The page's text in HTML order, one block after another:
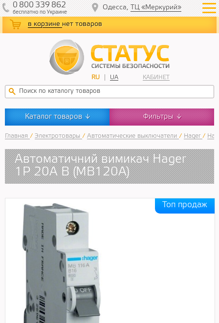
в корзине нет товаров
RU UA КАБИНЕТ
0 800 339 862
бесплатнопо Украине
Одесса, ТЦ «Меркурий»
Каталог товаров ↓ Фильтры ↓
Главная / Электротовары / Автоматические выключатели / Hager /
Автоматичний вимикач Hager
1P 20A B (MB120A)